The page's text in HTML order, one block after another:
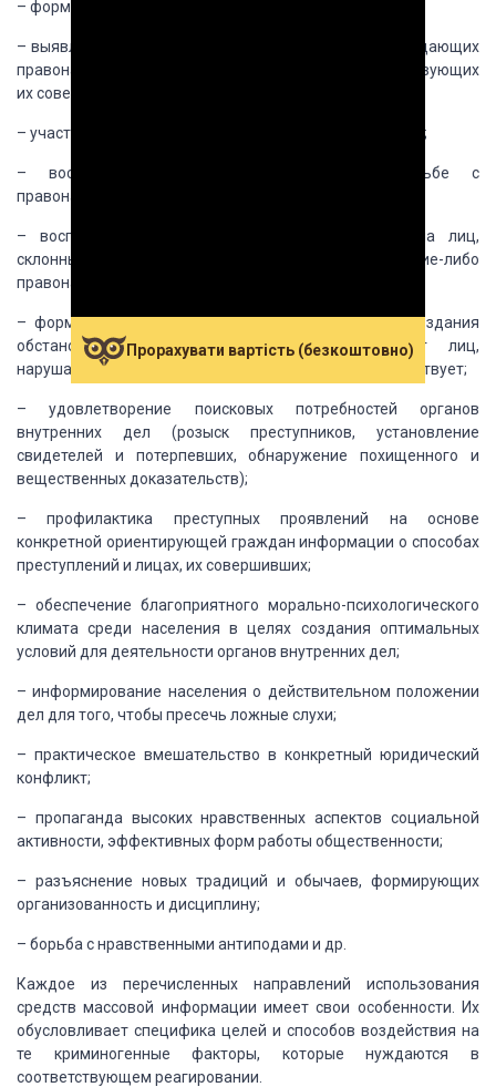
– формирование правосознания граждан;
– выявление и разъяснение сущности причин, порождающих
правонарушения (преступления), и условий, способствующих
их совершению;
– участие граждан в устранении этих причин и условий;
– воспитание активности населения в борьбе с
правонарушениями;
– воспитательно-профилактическое воздействие на лиц,
склонных к преступлениям или совершивших какие-либо
правонарушения;
– формирование общественного мнения с целью создания
обстановки нетерпимости и осуждения вокруг лиц,
нарушающих правопорядок, и тех,
кто им попустительствует;
– удовлетворение поисковых потребностей органов
внутренних дел (розыск преступников, установление
свидетелей и потерпевших, обнаружение похищенного и
вещественных доказательств);
– профилактика преступных проявлений на основе
конкретной ориентирующей граждан информации о способах
преступлений и лицах, ихсовершивших;
– обеспечение благоприятного морально-психологического
климата среди населения в целях создания оптимальных
условий для деятельности органов внутренних дел;
– информирование населения о действительном положении
дел для того, чтобы пресечь ложные слухи;
– практическое вмешательство в конкретный юридический
конфликт;
– пропаганда высоких нравственных аспектов социальной
активности, эффективных форм работы общественности;
– разъяснение новых традиций и обычаев, формирующих
организованность и дисциплину;
– борьба с нравственными антиподами и др.
Каждое из перечисленных направлений использования
средств массовой информации имеет свои особенности. Их
обусловливает специфика целей и способов воздействия на
те криминогенные факторы, которые нуждаются в
соответствующем реагировании.
Прорахувати вартість (безкоштовно)